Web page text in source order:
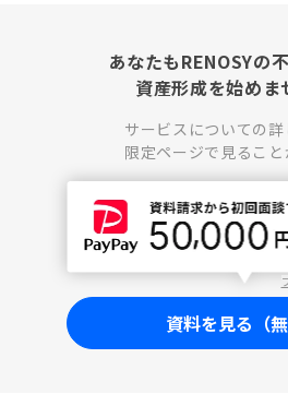
あなたもRENOSYの
資産形成を始めま
サービスについての詳
限定ページで見るこ
資料を見る（無